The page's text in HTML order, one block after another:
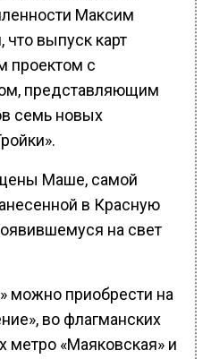
Максим
что выпуск карт
проектом с
представляющим
семь новых
Маше, самой
в Красную
на свет
можно приобрести на
во флагманских
метро «Маяковская» и